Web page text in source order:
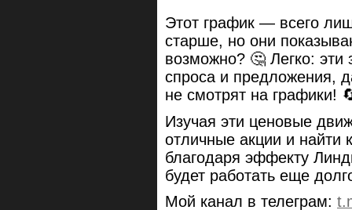
Этот график — всего
старше, но они
возможно? 🤔 Легко: эти
спроса и предложения,
не смотрят на графики!
Изучая эти ценовые
отличные акции и найти
благодаря эффекту
будет работать еще
Мой канал в телеграм: